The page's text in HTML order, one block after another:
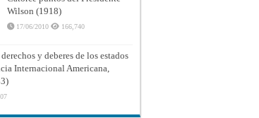
Wilson (1918)
17/06/2010 166,740
y deberes de los estados
Internacional Americana,